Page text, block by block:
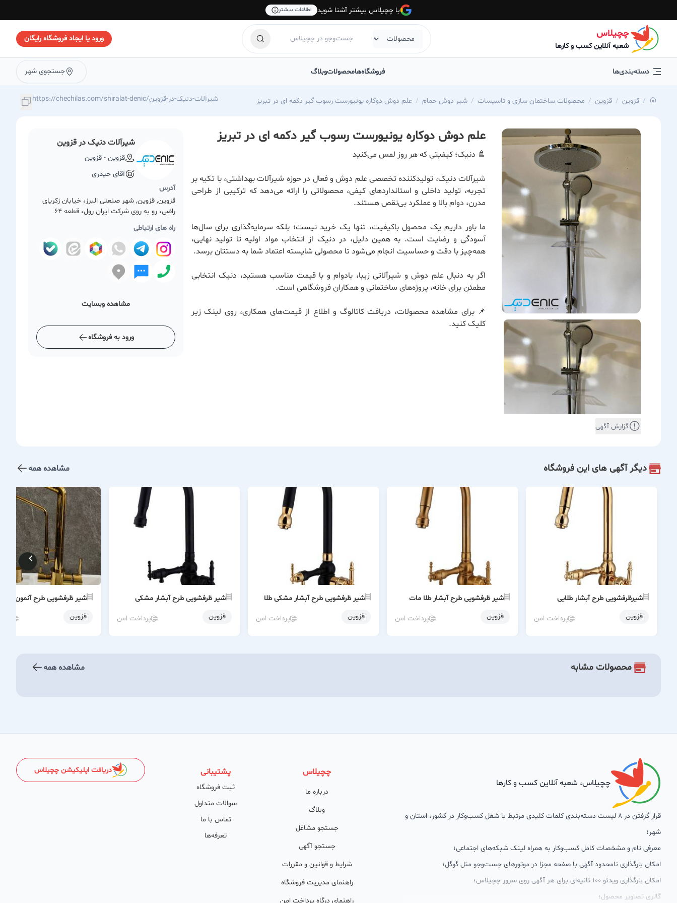
با چچیلاس بیشتر آشنا شوید اطلاعات بیشتر
چچیلاس
شعبه آنلاین کسب و کارها
ورود یا ایجاد فروشگاه رایگان
دسته‌بندی‌ها فروشگاه‌هامحصولاتوبلاگ جستجوی شهر
قزوین قزوین محصولات ساختمان سازی و تاسیسات شیر دوش حمام علم دوش دوکاره یونیورست رسوب گیر دکمه ای در تبریز https://chechilas.com/shiralat-denic/شیرآلات-دنیک-در-قزوین
گزارش آگهی
علم دوش دوکاره یونیورست رسوب گیر دکمه ای در تبریز
🚿 دنیک؛ کیفیتی که هر روز لمس می‌کنید
شیرآلات دنیک، تولیدکننده تخصصی علم دوش و فعال در حوزه شیرآلات بهداشتی، با تکیه بر
تجربه، تولید داخلی و استانداردهای کیفی، محصولاتی را ارائه می‌دهد که ترکیبی از طراحی
مدرن، دوام بالا و عملکرد بی‌نقص هستند.
ما باور داریم یک محصول باکیفیت، تنها یک خرید نیست؛ بلکه سرمایه‌گذاری برای سال‌ها
آسودگی و رضایت است. به همین دلیل، در دنیک از انتخاب مواد اولیه تا تولید نهایی،
همه‌چیز با دقت و حساسیت انجام می‌شود تا محصولی شایسته اعتماد شما به دستتان برسد.
اگر به دنبال علم دوش و شیرآلاتی زیبا، بادوام و با قیمت مناسب هستید، دنیک انتخابی
مطمئن برای خانه، پروژه‌های ساختمانی و همکاران فروشگاهی است.
📌 برای مشاهده محصولات، دریافت کاتالوگ و اطلاع از قیمت‌های همکاری، روی لینک زیر
کلیک کنید.
شیرآلات دنیک در قزوین
قزوین - قزوین
آقای حیدری
آدرس
قزوین, قزوین, شهر صنعتی البرز، خیابان زکریای
راضی، رو به روی شرکت ایران رول، قطعه 64
راه های ارتباطی
مشاهده وبسایت
ورود به فروشگاه
دیگر آگهی های این فروشگاه مشاهده همه
شیرظرفشویی طرح آبشار طلایی
قزوین
پرداخت امن
شیر ظرفشویی طرح آبشار طلا مات
قزوین
پرداخت امن
شیر ظرفشویی طرح آبشار مشکی طلا
قزوین
پرداخت امن
شیر ظرفشویی طرح آبشار مشکی
قزوین
پرداخت امن
شیر ظرفشویی طرح آنمون
قزوین
محصولات مشابه مشاهده همه
چچیلاس، شعبه آنلاین کسب و کارها
قرار گرفتن در 8 لیست دسته‌بندی کلمات کلیدی مرتبط با شغل کسب‌وکار در کشور، استان و
شهر؛
معرفی نام و مشخصات کامل کسب‌وکار به همراه لینک شبکه‌های اجتماعی؛
امکان بارگذاری نامحدود آگهی با صفحه مجزا در موتورهای جست‌وجو مثل گوگل؛
امکان بارگذاری ویدئو 100 ثانیه‌ای برای هر آگهی روی سرور چچیلاس؛
گالری تصاویر محصول؛
چچیلاس
درباره ما
وبلاگ
جستجو مشاغل
جستجو آگهی
شرایط و قوانین و مقررات
راهنمای مدیریت فروشگاه
راهنمای درگاه پرداخت امن
پشتیبانی
ثبت فروشگاه
سوالات متداول
تماس با ما
تعرفه‌ها
دریافت اپلیکیشن چچیلاس